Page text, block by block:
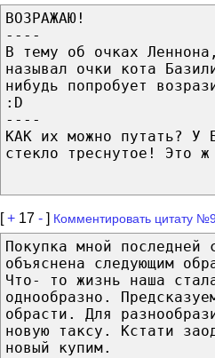
ВОЗРАЖАЮ!
----
В тему об очках
называл очки кота
нибудь попробует
:D
----
КАК их можно путать? У
стекло треснутое! Это ж
[+ 17 - ] Комментировать цитату
Покупка мной последней
объяснена следующим
Что- то жизнь наша
однообразно.
обрасти. Для
новую таксу. Кстати
новый купим.